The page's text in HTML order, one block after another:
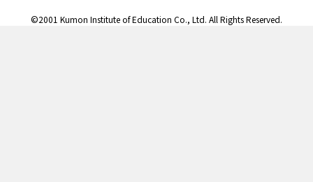
©2001 Kumon Institute of Education Co., Ltd. All Rights Reserved.